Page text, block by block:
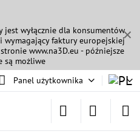
✕
jest wyłącznie dla konsumentów
faktury europejskiej
www.na3D.eu - późniejsze
są możliwe
Panel użytkownika